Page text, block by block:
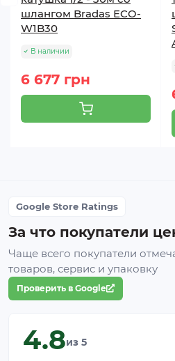
шлангом Bradas ECO-
W1B30
В наличии
6 677 грн
Google Store Ratings
За что покупатели
Чаще всего покупатели
товаров, сервис и упаковку
Проверить в Google
4.8из 5